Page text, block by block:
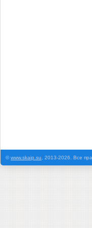
©www.skaip.su , 2013-2026. Все